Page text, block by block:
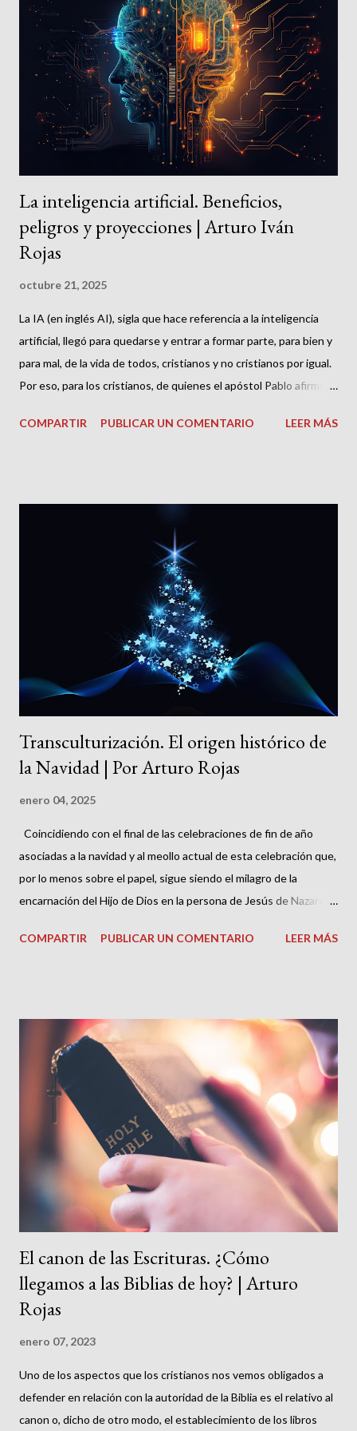
La inteligencia artificial. Beneficios,
peligros y proyecciones | Arturo Iván
Rojas
octubre 21, 2025
La IA (en inglés AI), sigla que hace referencia a la inteligencia
artificial, llegó para quedarse y entrar a formar parte, para bien y
para mal, de la vida de todos, cristianos y no cristianos por igual.
Por eso, para los cristianos, de quienes el apóstol Pablo afirmó
justo y ponderado, pues “el que es espiritual lo juzga todo” (1
nuevos desarrollos culturales y tecnológicos tienen para la
humanidad en general y para la iglesia en particular en el
propósito de perseverar en nuestra fe con una limpia e ilustrada
conciencia al respecto, aprovechando los beneficios y
sorteando los peligros, y salvando así de la mejor manera
nuestra responsabilidad en el mundo.
COMPARTIR PUBLICAR UN COMENTARIO LEER MÁS
Transculturización. El origen histórico de
la Navidad | Por Arturo Rojas
enero 04, 2025
Coincidiendo con el final de las celebraciones de fin de año
asociadas a la navidad y al meollo actual de esta celebración que,
por lo menos sobre el papel, sigue siendo el milagro de la
encarnación del Hijo de Dios en la persona de Jesús de Nazaret,
tal como se celebra en la actualidad y su conexión real o artificial,
conspiración” que ven en la actual celebración de la navidad no
una celebración auténticamente cristiana, sino una conspiración
e infiltración de los enemigos del cristianismo contraria al
cristianismo auténtico y que lo que pretende, entonces, es
atacarlo o desvirtuarlo. Así, en este tema encontramos, por una
parte, a quienes celebran la navidad de manera acrítica e
irreflexiva y consideran que todos los aspectos actu...
COMPARTIR PUBLICAR UN COMENTARIO LEER MÁS
El canon de las Escrituras. ¿Cómo
llegamos a las Biblias de hoy? | Arturo
Rojas
enero 07, 2023
Uno de los aspectos que los cristianos nos vemos obligados a
defender en relación con la autoridad de la Biblia es el relativo al
canon o, dicho de otro modo, el establecimiento de los libros